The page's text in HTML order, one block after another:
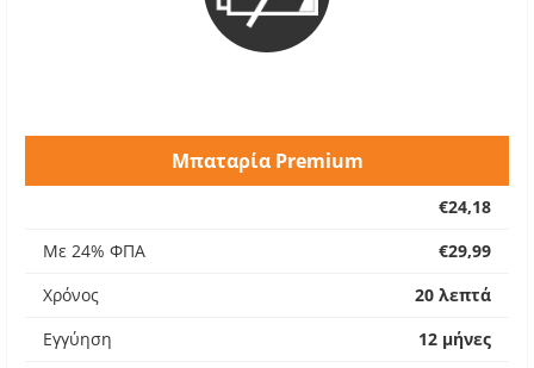
Μπαταρία Premium
€24,18
Με 24% ΦΠΑ
€29,99
Χρόνος
20 λεπτά
Εγγύηση
12 μήνες